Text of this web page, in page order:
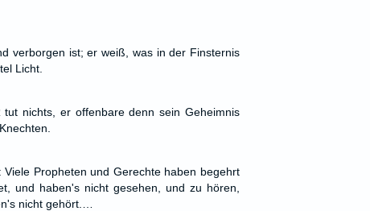
verborgen ist; er weiß, was in der Finsternis
Licht.
tut nichts, er offenbare denn sein Geheimnis
Viele Propheten und Gerechte haben begehrt
und haben's nicht gesehen, und zu hören,
nicht gehört.…